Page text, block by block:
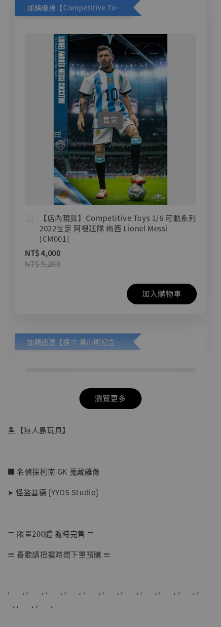
加購優惠【Competitive Toys 梅西 [CM001]】
售完
【店內現貨】Competitive Toys 1/6 可動系列
2022世足 阿根廷隊 梅西 Lionel Messi
[CM001]
NT$ 4,000
NT$ 5,200
加入購物車
加購優惠【悟空 鳥山明紀念款 [奇蹟工作室]】
【店內現貨】七龍珠 系列蒐藏雕像 悟空 鳥山
NT$ 5,580
瀏覽更多
🏝【無人島玩具】
■ 名偵探柯南 GK 蒐藏雕像
➤ 怪盜基德 [YYDS Studio]
≡ 限量200體 隨時完售 ≡
≡ 喜歡請把握時間下單預購 ≡
’ ‘ ’ ‘ ’ ‘ ’ ‘ ’ ‘ ’ ‘ ’ ‘ ’ ‘ ’ ‘ ’ ‘ ’
‘ ’ ‘ ’ ‘